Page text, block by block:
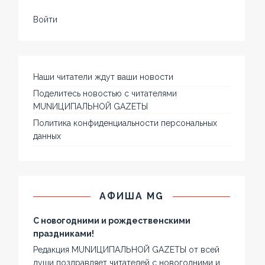
Войти
Наши читатели ждут ваши новости
Поделитесь новостью с читателями
MUNИЦИПАЛЬНОЙ GAZЕТЫ
Политика конфиденциальности персональных
данных
АФИША MG
С новогодними и рождественскими
праздниками!
Редакция MUNИЦИПАЛЬНОЙ GAZЕТЫ от всей
души поздравляет читателей с новогодними и